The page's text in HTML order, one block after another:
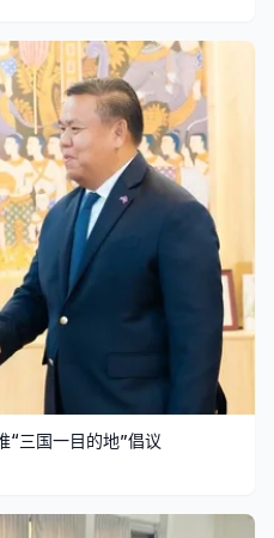
“三国一目的地”倡议